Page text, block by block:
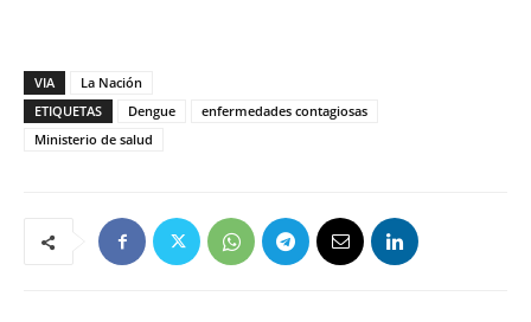
VIA
La Nación
ETIQUETAS
Dengue
enfermedades contagiosas
Ministerio de salud